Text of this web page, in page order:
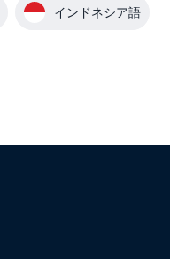
インドネシア語